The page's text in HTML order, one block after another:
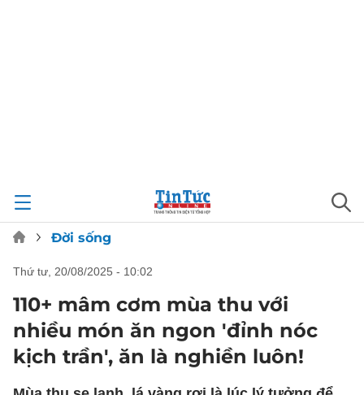
Đời sống
thứ tư, 20/08/2025 - 10:02
110+ mâm cơm mùa thu với
nhiều món ăn ngon 'đỉnh nóc
kịch trần', ăn là nghiền luôn!